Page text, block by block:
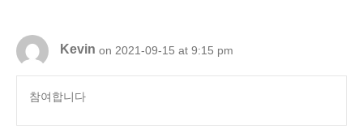
Kevin on 2021-09-15 at 9:15 pm
참여합니다